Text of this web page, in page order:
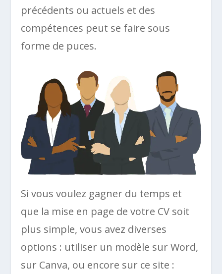
précédents ou actuels et des
compétences peut se faire sous
forme de puces.
Si vous voulez gagner du temps et
que la mise en page de votre CV soit
plus simple, vous avez diverses
options : utiliser un modèle sur Word,
sur Canva, ou encore sur ce site :